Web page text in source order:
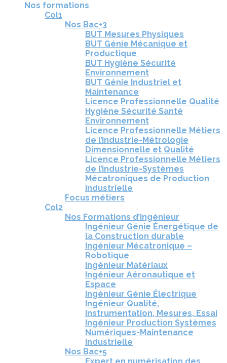
Nos formations
Col1
Nos Bac+3
BUT Mesures Physiques
BUT Génie Mécanique et
Productique
BUT Hygiène Sécurité
Environnement
BUT Génie Industriel et
Maintenance
Licence Professionnelle Qualité
Hygiène Sécurité Santé
Environnement
Licence Professionnelle Métiers
de l’industrie-Métrologie
Dimensionnelle et Qualité
Licence Professionnelle Métiers
de l’industrie-Systèmes
Mécatroniques de Production
Industrielle
Focus métiers
Col2
Nos Formations d’Ingénieur
Ingénieur Génie Énergétique de
la Construction durable
Ingénieur Mécatronique –
Robotique
Ingénieur Matériaux
Ingénieur Aéronautique et
Espace
Ingénieur Génie Électrique
Ingénieur Qualité,
Instrumentation, Mesures, Essai
Ingénieur Production Systèmes
Numériques-Maintenance
Industrielle
Nos Bac+5